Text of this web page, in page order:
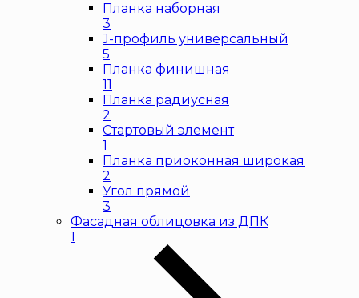
Планка наборная
3
J-профиль универсальный
5
Планка финишная
11
Планка радиусная
2
Стартовый элемент
1
Планка приоконная широкая
2
Угол прямой
3
Фасадная облицовка из ДПК
1